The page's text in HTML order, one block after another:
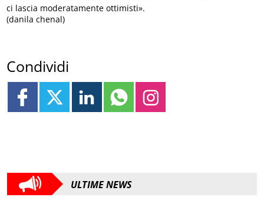
ci lascia moderatamente ottimisti».
(danila chenal)
Condividi
ULTIME NEWS